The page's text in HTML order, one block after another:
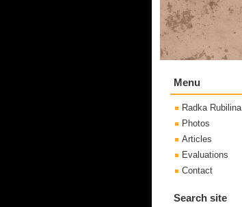
Menu
Radka Rubilina
Photos
Articles
Evaluations
Contact
Search site